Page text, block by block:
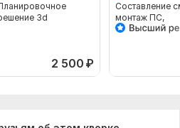
3d
2 500 ₽
Составление
монтаж ПС,